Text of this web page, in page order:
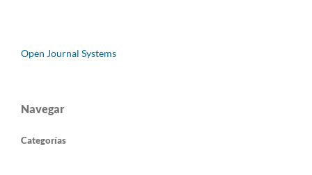
Open Journal Systems
Navegar
Categorías